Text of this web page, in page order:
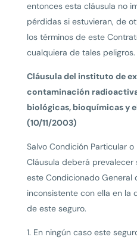
entonces esta cláusula no
pérdidas si estuvieran, de
los términos de este
cualquiera de tales peligros.
Cláusula del instituto de
contaminación
biológicas, bioquímicas y
(10/11/2003)
Salvo Condición Particular
Cláusula deberá
este Condicionado
inconsistente con ella en la
de este seguro.
1. En ningún caso este